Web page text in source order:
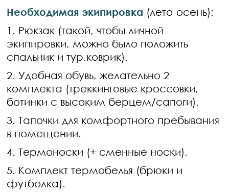
Необходимая экипировка (лето-осень):
1. Рюкзак (такой, чтобы личной
экипировки, можно было положить
спальник и тур.коврик).
2. Удобная обувь, желательно 2
комплекта (треккинговые кроссовки,
ботинки с высоким берцем/сапоги).
3. Тапочки для комфортного пребывания
в помещении.
4. Термоноски (+ сменные носки).
5. Комплект термобелья (брюки и
футболка).